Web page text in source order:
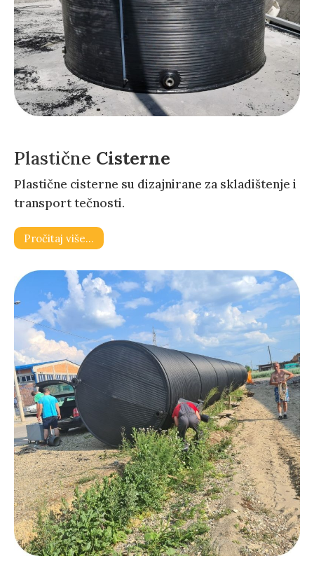
Plastične Cisterne
Plastične cisterne su dizajnirane za skladištenje i
transport tečnosti.
Pročitaj više…